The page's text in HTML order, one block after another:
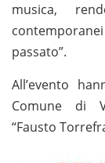
musica,
passato”.
All’evento
Comune di
“Fausto